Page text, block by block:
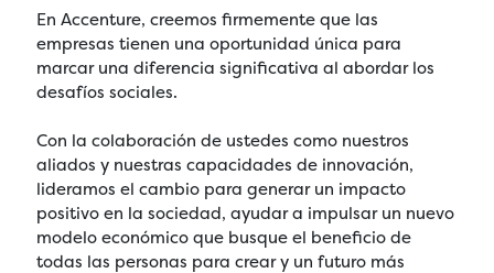
En Accenture, creemos firmemente que las
empresas tienen una oportunidad única para
marcar una diferencia significativa al abordar los
desafíos sociales.
Con la colaboración de ustedes como nuestros
aliados y nuestras capacidades de innovación,
lideramos el cambio para generar un impacto
positivo en la sociedad, ayudar a impulsar un nuevo
modelo económico que busque el beneficio de
todas las personas para crear y un futuro más